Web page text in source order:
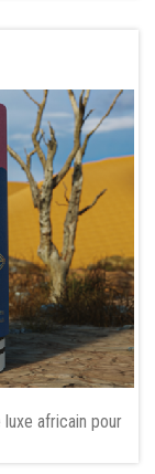
luxe africain pour